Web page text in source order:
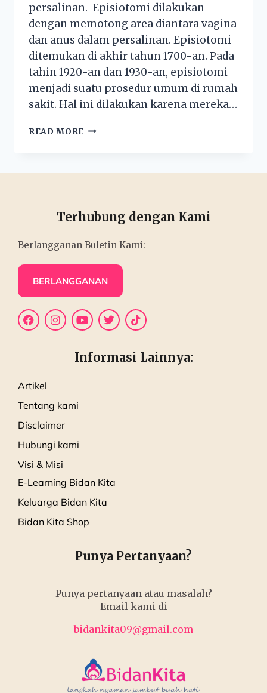
persalinan. Episiotomi dilakukan
dengan memotong area diantara vagina
dan anus dalam persalinan. Episiotomi
ditemukan di akhir tahun 1700-an. Pada
tahin 1920-an dan 1930-an, episiotomi
menjadi suatu prosedur umum di rumah
sakit. Hal ini dilakukan karena mereka…
READ MORE
Terhubung dengan Kami
Berlangganan Buletin Kami:
BERLANGGANAN
Informasi Lainnya:
Artikel
Tentang kami
Disclaimer
Hubungi kami
Visi & Misi
E-Learning Bidan Kita
Keluarga Bidan Kita
Bidan Kita Shop
Punya Pertanyaan?
Punya pertanyaan atau masalah?
Email kami di
bidankita09@gmail.com